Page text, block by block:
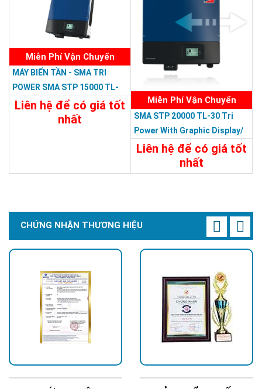
Miễn Phí Vận Chuyển
MÁY BIẾN TẦN - SMA TRI
POWER SMA STP 15000 TL-
10 Tri Power With Graphic
Display /380V
Liên hệ để có giá tốt
nhất
Miễn Phí Vận Chuyển
SMA STP 20000 TL-30 Tri
Power With Graphic Display/
380V
Liên hệ để có giá tốt
nhất
CHỨNG NHẬN THƯƠNG HIỆU